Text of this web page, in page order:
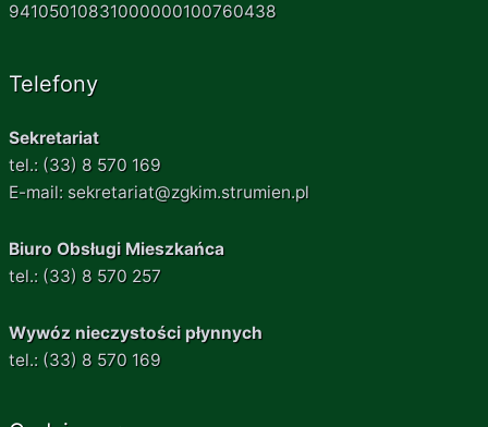
94105010831000000100760438
Telefony
Sekretariat
tel.: (33) 8 570 169
E-mail: sekretariat@zgkim.strumien.pl
Biuro Obsługi Mieszkańca
tel.: (33) 8 570 257
Wywóz nieczystości płynnych
tel.: (33) 8 570 169